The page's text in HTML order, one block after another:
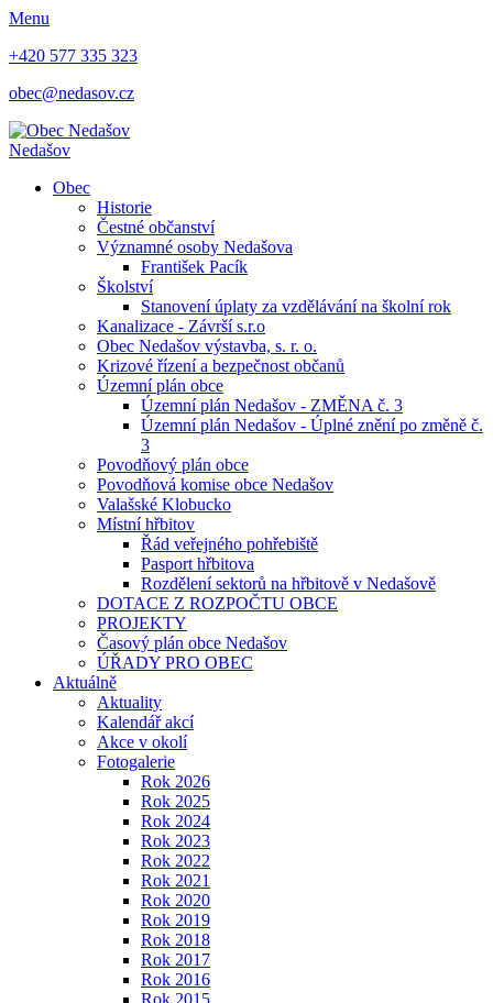
Menu
+420 577 335 323
obec@nedasov.cz
Nedašov
Obec
Historie
Čestné občanství
Významné osoby Nedašova
František Pacík
Školství
Stanovení úplaty za vzdělávání na školní rok
Kanalizace - Závrší s.r.o
Obec Nedašov výstavba, s. r. o.
Krizové řízení a bezpečnost občanů
Územní plán obce
Územní plán Nedašov - ZMĚNA č. 3
Územní plán Nedašov - Úplné znění po změně č.
3
Povodňový plán obce
Povodňová komise obce Nedašov
Valašské Klobucko
Místní hřbitov
Řád veřejného pohřebiště
Pasport hřbitova
Rozdělení sektorů na hřbitově v Nedašově
DOTACE Z ROZPOČTU OBCE
PROJEKTY
Časový plán obce Nedašov
ÚŘADY PRO OBEC
Aktuálně
Aktuality
Kalendář akcí
Akce v okolí
Fotogalerie
Rok 2026
Rok 2025
Rok 2024
Rok 2023
Rok 2022
Rok 2021
Rok 2020
Rok 2019
Rok 2018
Rok 2017
Rok 2016
Rok 2015